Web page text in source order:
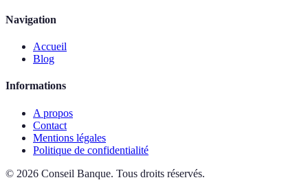
Navigation
Accueil
Blog
Informations
A propos
Contact
Mentions légales
Politique de confidentialité
© 2026 Conseil Banque. Tous droits réservés.